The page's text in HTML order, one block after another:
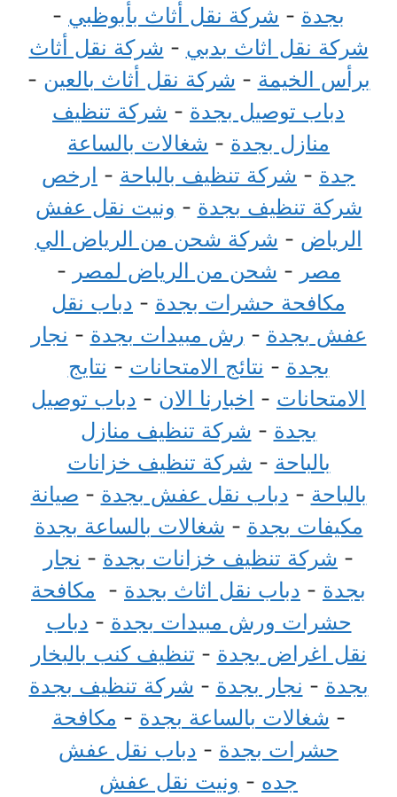
بجدة - شركة نقل أثاث بأبوظبي -
شركة نقل اثاث بدبي - شركة نقل أثاث
برأس الخيمة - شركة نقل أثاث بالعين -
دباب توصيل بجدة - شركة تنظيف
منازل بجدة - شغالات بالساعة
جدة - شركة تنظيف بالباحة - ارخص
شركة تنظيف بجدة - ونيت نقل عفش
الرياض - شركة شحن من الرياض الي
مصر - شحن من الرياض لمصر -
مكافحة حشرات بجدة - دباب نقل
عفش بجدة - رش مبيدات بجدة - نجار
بجدة - نتائج الامتحانات - نتايج
الامتحانات - اخبارنا الان - دباب توصيل
بجدة - شركة تنظيف منازل
بالباحة - شركة تنظيف خزانات
بالباحة - دباب نقل عفش بجدة - صيانة
مكيفات بجدة - شغالات بالساعة بجدة
- شركة تنظيف خزانات بجدة - نجار
بجدة - دباب نقل اثاث بجدة - مكافحة
حشرات ورش مبيدات بجدة - دباب
نقل اغراض بجدة - تنظيف كنب بالبخار
بجدة - نجار بجدة - شركة تنظيف بجدة
- شغالات بالساعة بجدة - مكافحة
حشرات بجدة - دباب نقل عفش
جده - ونيت نقل عفش